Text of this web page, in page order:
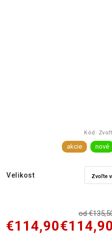
Kód:
akcie nové
Velikost
od
€114,90€114,90